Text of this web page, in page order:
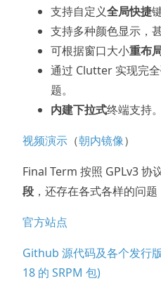
支持自定义全局快捷
支持多种颜色显示，
可根据窗口大小重布
通过 Clutter 实现完全
题。
内建下拉式终端支持。
视频演示 （朝内镜像）
Final Term 按照 GPLv3 协
段 ，还存在各式各样的问
官方站点
Github 源代码及各个发行
18 的 SRPM 包)